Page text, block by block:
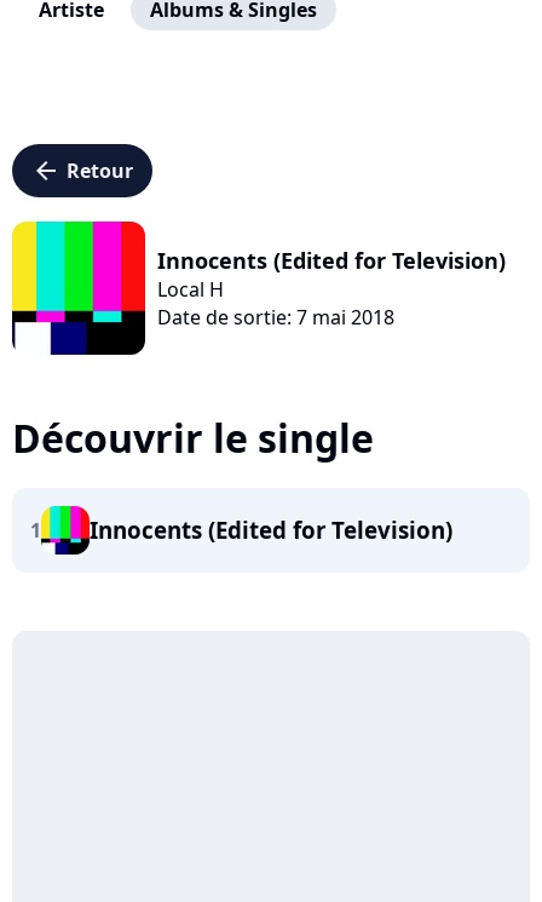
Artiste Albums & Singles
arrow_left Retour
Innocents (Edited for Television)
Local H
Date de sortie: 7 mai 2018
Découvrir le single
1 Innocents (Edited for Television)